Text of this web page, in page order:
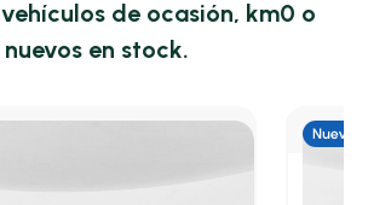
vehículos de ocasión, km0 o
nuevos en stock.